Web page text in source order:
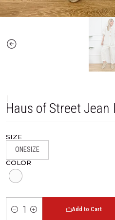
|
Haus of Street Jean
SIZE
ONESIZE
COLOR
Quantity
Add to Cart